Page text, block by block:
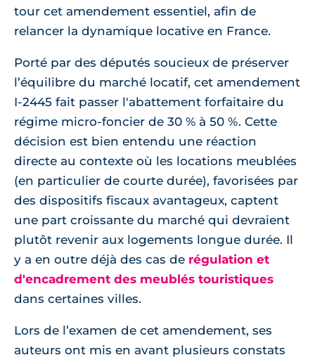
tour cet amendement essentiel, afin de
relancer la dynamique locative en France.
Porté par des députés soucieux de préserver
l’équilibre du marché locatif, cet amendement
I-2445 fait passer l'abattement forfaitaire du
régime micro-foncier de 30 % à 50 %. Cette
décision est bien entendu une réaction
directe au contexte où les locations meublées
(en particulier de courte durée), favorisées par
des dispositifs fiscaux avantageux, captent
une part croissante du marché qui devraient
plutôt revenir aux logements longue durée. Il
y a en outre déjà des cas de régulation et
d'encadrement des meublés touristiques
dans certaines villes.
Lors de l’examen de cet amendement, ses
auteurs ont mis en avant plusieurs constats